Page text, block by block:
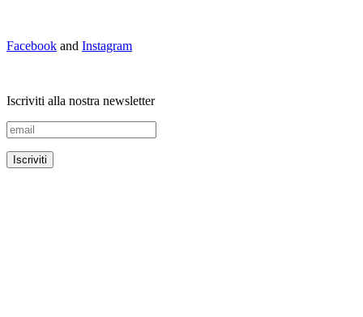
Facebook and Instagram
Iscriviti alla nostra newsletter